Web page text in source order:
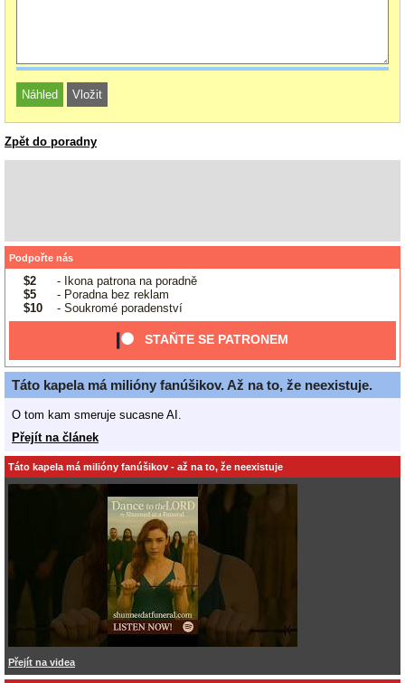
Zpět do poradny
Podpořte nás
$2
- Ikona patrona na poradně
$5
- Poradna bez reklam
$10
- Soukromé poradenství
STAŇTE SE PATRONEM
Táto kapela má milióny fanúšikov. Až na to, že neexistuje.
O tom kam smeruje sucasne AI.
Přejít na článek
Táto kapela má milióny fanúšikov - až na to, že neexistuje
Přejít na videa